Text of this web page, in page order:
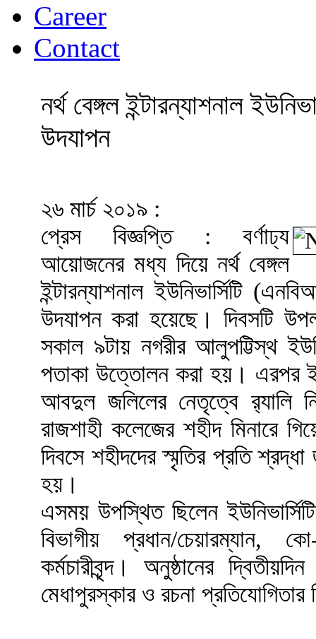
Career
Contact
নর্থ বেঙ্গল ইন্টারন্যাশনাল
উদযাপন
২৬ মার্চ ২০১৯ :
প্রেস বিজ্ঞপ্তি : বর্ণাঢ্য
আয়োজনের মধ্য দিয়ে নর্থ বেঙ্গল
ইন্টারন্যাশনাল ইউনিভার্সিটি
উদযাপন করা হয়েছে। দিবসটি
সকাল ৯টায় নগরীর আলুপট্টিস্থ
পতাকা উত্তোলন করা হয়। এরপর
আবদুল জলিলের নেতৃত্বে র‌্যালি
রাজশাহী কলেজের শহীদ মিনারে
দিবসে শহীদদের স্মৃতির প্রতি
হয়।
এসময় উপস্থিত ছিলেন
বিভাগীয় প্রধান/চেয়ারম্যান,
কর্মচারীবৃন্দ। অনুষ্ঠানের
মেধাপুরস্কার ও রচনা